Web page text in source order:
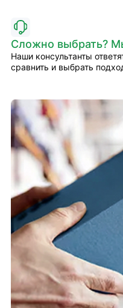
Сложно выбрать?
Наши консультанты
сравнить и выбрать